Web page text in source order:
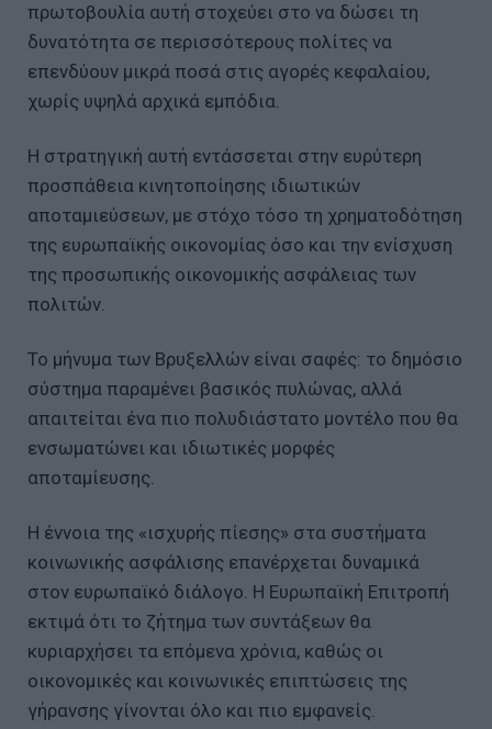
πρωτοβουλία αυτή στοχεύει στο να δώσει τη
δυνατότητα σε περισσότερους πολίτες να
επενδύουν μικρά ποσά στις αγορές κεφαλαίου,
χωρίς υψηλά αρχικά εμπόδια.
Η στρατηγική αυτή εντάσσεται στην ευρύτερη
προσπάθεια κινητοποίησης ιδιωτικών
αποταμιεύσεων, με στόχο τόσο τη χρηματοδότηση
της ευρωπαϊκής οικονομίας όσο και την ενίσχυση
της προσωπικής οικονομικής ασφάλειας των
πολιτών.
Το μήνυμα των Βρυξελλών είναι σαφές: το δημόσιο
σύστημα παραμένει βασικός πυλώνας, αλλά
απαιτείται ένα πιο πολυδιάστατο μοντέλο που θα
ενσωματώνει και ιδιωτικές μορφές
αποταμίευσης.
Η έννοια της «ισχυρής πίεσης» στα συστήματα
κοινωνικής ασφάλισης επανέρχεται δυναμικά
στον ευρωπαϊκό διάλογο. Η Ευρωπαϊκή Επιτροπή
εκτιμά ότι το ζήτημα των συντάξεων θα
κυριαρχήσει τα επόμενα χρόνια, καθώς οι
οικονομικές και κοινωνικές επιπτώσεις της
γήρανσης γίνονται όλο και πιο εμφανείς.